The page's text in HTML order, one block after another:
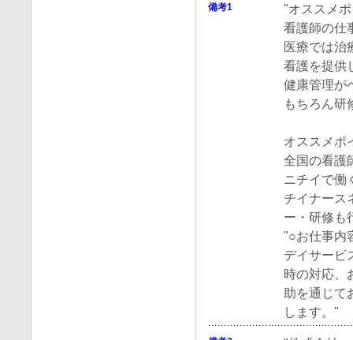
備考1
"オススメ
看護師の仕
医療では治
看護を提供
健康管理が
もちろん研
オススメ
全国の看護
ニチイで働
チイナース
ー・研修も
"○お仕事内
デイサービ
時の対応、
助を通じて
します。"